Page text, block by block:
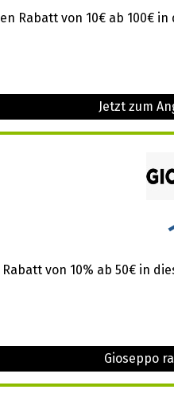
Rabatt von 10€ ab 100€ in
Jetzt zum
von 10% ab 50€ in
Gioseppo